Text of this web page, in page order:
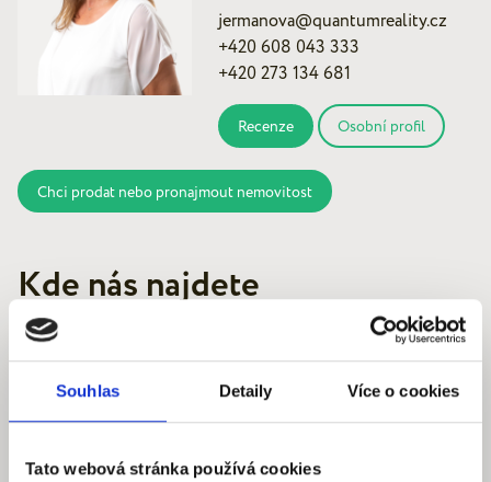
Souhlas Detaily Více o cookies
Tato webová stránka používá cookies
jermanova@quantumreality.cz
+420 608 043 333
+420 273 134 681
Recenze Osobní profil
Chci prodat nebo pronajmout nemovitost
Kde nás najdete
Šafaříkova 201/17